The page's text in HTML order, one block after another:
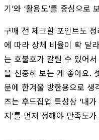
기’와 ‘활용도’를 중심으로
구매 전 체크할 포인트도
에 따라 상체 비율이 확 달
는 호불호가 갈릴 수 있어
을 신중히 보는 게 좋아요.
문에 한겨울 방한용으로 생
즈는 후드집업 특성상 ‘내
지’를 먼저 정해야 만족도